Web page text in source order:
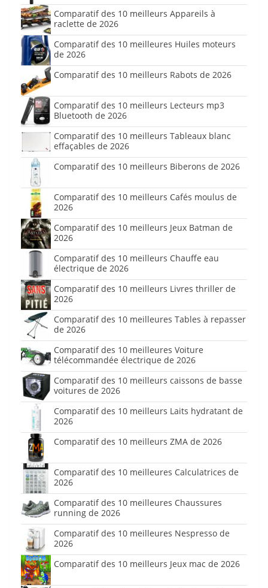
Comparatif des 10 meilleurs Appareils à
raclette de 2026
Comparatif des 10 meilleures Huiles moteurs
de 2026
Comparatif des 10 meilleurs Rabots de 2026
Comparatif des 10 meilleurs Lecteurs mp3
Bluetooth de 2026
Comparatif des 10 meilleurs Tableaux blanc
effaçables de 2026
Comparatif des 10 meilleurs Biberons de 2026
Comparatif des 10 meilleurs Cafés moulus de
2026
Comparatif des 10 meilleurs Jeux Batman de
2026
Comparatif des 10 meilleurs Chauffe eau
électrique de 2026
Comparatif des 10 meilleurs Livres thriller de
2026
Comparatif des 10 meilleures Tables à repasser
de 2026
Comparatif des 10 meilleures Voiture
télécommandée électrique de 2026
Comparatif des 10 meilleurs caissons de basse
voitures de 2026
Comparatif des 10 meilleurs Laits hydratant de
2026
Comparatif des 10 meilleurs ZMA de 2026
Comparatif des 10 meilleures Calculatrices de
2026
Comparatif des 10 meilleures Chaussures
running de 2026
Comparatif des 10 meilleures Nespresso de
2026
Comparatif des 10 meilleurs Jeux mac de 2026